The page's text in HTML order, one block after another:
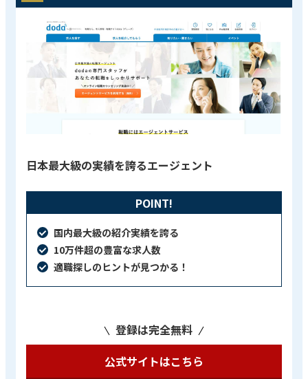
日本最大級の実績を誇るエージェント
POINT!
国内最大級の紹介実績を誇る
10万件超の豊富な求人数
適職探しのヒントが見つかる！
登録は完全無料
公式サイトはこちら